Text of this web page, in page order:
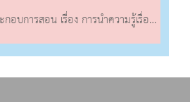
อน เรื่อง การนำความรู้เรื่องเส้นขนาน ไปใช้ในชีวิตประจำวัน